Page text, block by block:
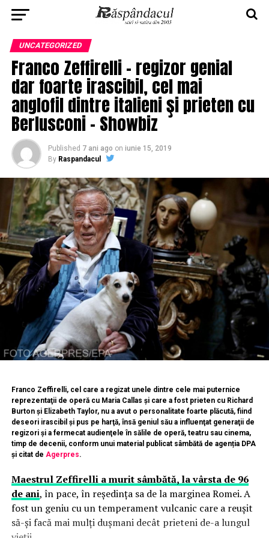
UNCATEGORIZED
Franco Zeffirelli – regizor genial
dar foarte irascibil, cel mai
anglofil dintre italieni şi prieten cu
Berlusconi – Showbiz
Published 7 ani ago on iunie 15, 2019
By Raspandacul
Franco Zeffirelli, cel care a regizat unele dintre cele mai puternice
reprezentaţii de operă cu Maria Callas şi care a fost prieten cu Richard
Burton şi Elizabeth Taylor, nu a avut o personalitate foarte plăcută, fiind
deseori irascibil şi pus pe harţă, însă geniul său a influenţat generaţii de
regizori şi a fermecat audienţele în sălile de operă, teatru sau cinema,
timp de decenii, conform unui material publicat sâmbătă de agenția DPA
și citat de Agerpres.
Maestrul Zeffirelli a murit sâmbătă, la vârsta de 96
de ani, în pace, în reşedinţa sa de la marginea Romei. A
fost un geniu cu un temperament vulcanic care a reuşit
să-şi facă mai mulţi duşmani decât prieteni de-a lungul